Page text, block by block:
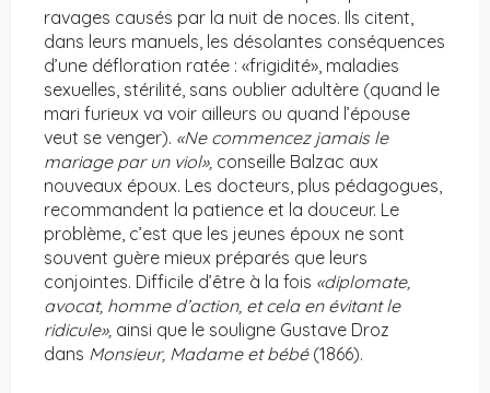
ravages causés par la nuit de noces. Ils citent,
dans leurs manuels, les désolantes conséquences
d’une défloration ratée : «frigidité», maladies
sexuelles, stérilité, sans oublier adultère (quand le
mari furieux va voir ailleurs ou quand l’épouse
veut se venger). «Ne commencez jamais le
mariage par un viol», conseille Balzac aux
nouveaux époux. Les docteurs, plus pédagogues,
recommandent la patience et la douceur. Le
problème, c’est que les jeunes époux ne sont
souvent guère mieux préparés que leurs
conjointes. Difficile d’être à la fois «diplomate,
avocat, homme d’action, et cela en évitant le
ridicule», ainsi que le souligne Gustave Droz
dans Monsieur, Madame et bébé(1866).